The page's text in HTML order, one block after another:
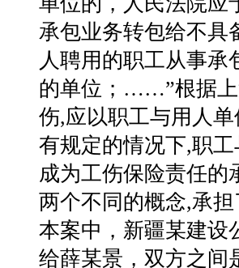
承包业务转包给不具
人聘用的职工从事
的单位；……”根据上
伤,应以职工与用人
有规定的情况下,职
成为工伤保险责任的
两个不同的概念,承
本案中，新疆某建设
给薛某景，双方之间